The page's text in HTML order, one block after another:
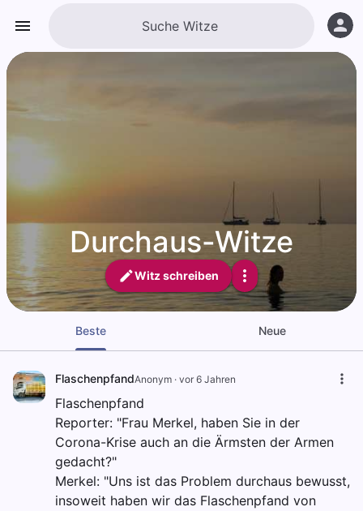
Durchaus-Witze
Witz schreiben
Beste Neue
FlaschenpfandAnonym · vor 6 Jahren
Flaschenpfand
Reporter: "Frau Merkel, haben Sie in der
Corona-Krise auch an die Ärmsten der Armen
gedacht?"
Merkel: "Uns ist das Problem durchaus bewusst,
insoweit haben wir das Flaschenpfand von